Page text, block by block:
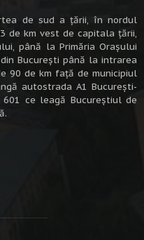
de sud a ţării, în nordul
de km vest de capitala țării,
până la Primăria Orașului
București până la intrarea
90 de km faţă de municipiul
autostrada A1 Bucureşti-
ce leagă Bucureştiul de